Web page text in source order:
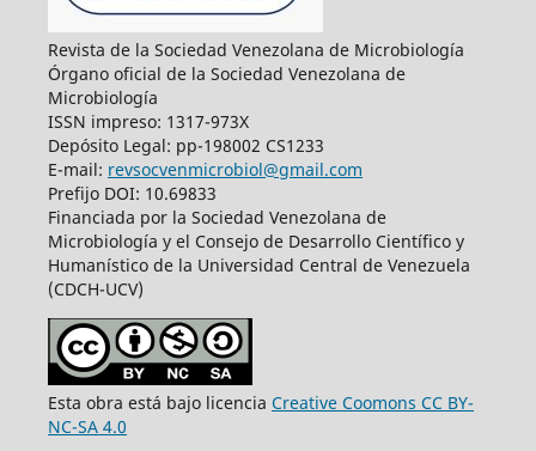
Revista de la Sociedad Venezolana de Microbiología
Órgano oficial de la Sociedad Venezolana de
Microbiología
ISSN impreso: 1317-973X
Depósito Legal: pp-198002 CS1233
E-mail: revsocvenmicrobiol@gmail.com
Prefijo DOI: 10.69833
Financiada por la Sociedad Venezolana de
Microbiología y el Consejo de Desarrollo Científico y
Humanístico de la Universidad Central de Venezuela
(CDCH-UCV)
Esta obra está bajo licencia Creative Coomons CC BY-
NC-SA 4.0